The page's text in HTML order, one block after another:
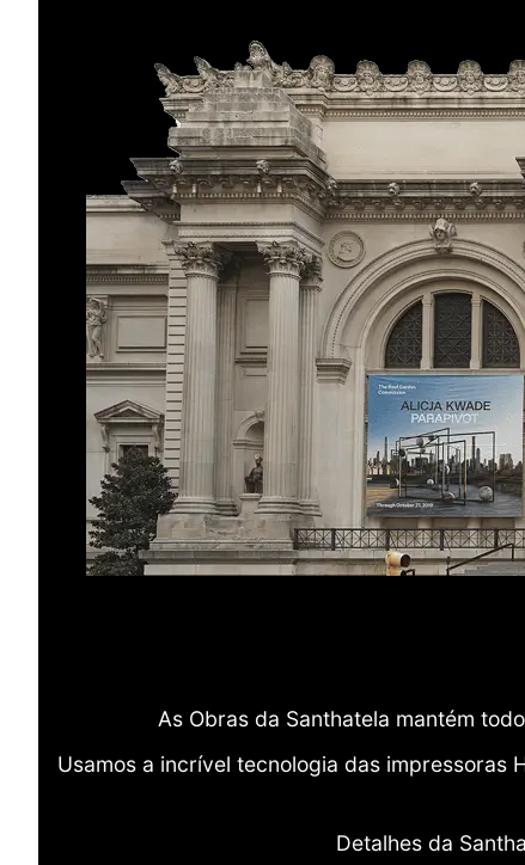
As Obras da Santhatela mantém
Usamos a incrível tecnologia das impressoras
Detalhes da